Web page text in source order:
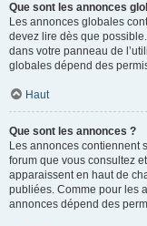
Que sont les annonces
Les annonces globales
devez lire dès que
dans votre panneau de
globales dépend des
Haut
Que sont les annonces ?
Les annonces contiennent
forum que vous consultez
apparaissent en haut de
publiées. Comme pour les
annonces dépend des